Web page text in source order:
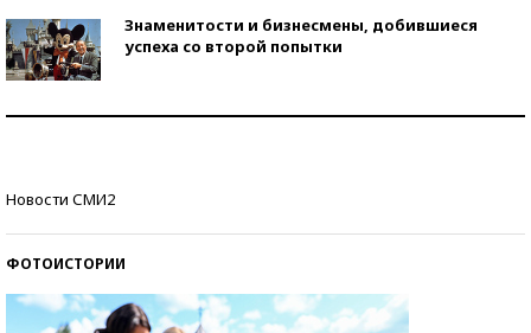
Знаменитости и бизнесмены, добившиеся
успеха со второй попытки
Новости СМИ2
ФОТОИСТОРИИ